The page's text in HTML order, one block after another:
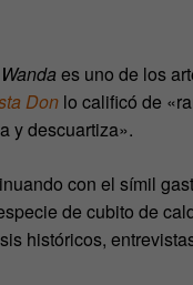
es uno de los
Don lo calificó de
y descuartiza».
con el símil
de cubito de
históricos,